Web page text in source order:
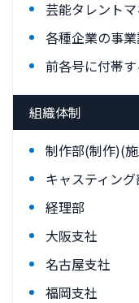
芸能タレント
各種企業の事
前各号に付帯
組織体制
制作部(制作)(
キャスティン
経理部
大阪支社
名古屋支社
福岡支社